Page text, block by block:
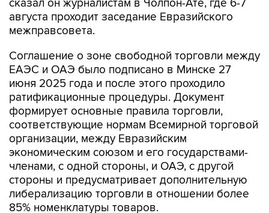
сказал он журналистам в Чолпон-Ате, где 6-7
августа проходит заседание Евразийского
межправсовета.
Соглашение о зоне свободной торговли между
ЕАЭС и ОАЭ было подписано в Минске 27
июня 2025 года и после этого проходило
ратификационные процедуры. Документ
формирует основные правила торговли,
соответствующие нормам Всемирной торговой
организации, между Евразийским
экономическим союзом и его государствами-
членами, с одной стороны, и ОАЭ, с другой
стороны и предусматривает дополнительную
либерализацию торговли в отношении более
85% номенклатуры товаров.